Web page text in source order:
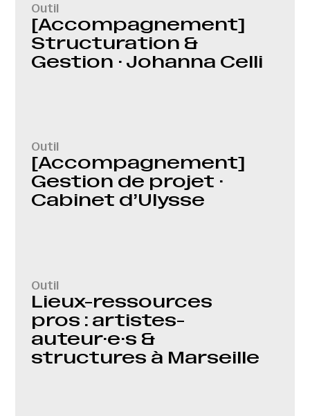
Outil
[Accompagnement]
Structuration &
Gestion · Johanna Celli
Outil
[Accompagnement]
Gestion de projet ·
Cabinet d’Ulysse
Outil
Lieux-ressources
pros : artistes-
auteur·e·s &
structures à Marseille